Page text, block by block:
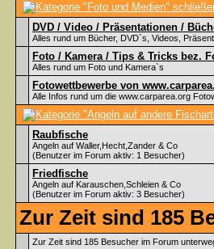
DVD / Video / Präsentationen /
Alles rund um Bücher, DVD`s, Videos,
Foto / Kamera / Tips & Tricks bez.
Alles rund um Foto und Kamera`s
Fotowettbewerbe von
Alle Infos rund um die www.carparea.org
Raubfische
Angeln auf Waller,Hecht,Zander & Co
(Benutzer im Forum aktiv: 1 Besucher)
Friedfische
Angeln auf Karauschen,Schleien & Co
(Benutzer im Forum aktiv: 3 Besucher)
Zur Zeit sind 185
Zur Zeit sind 185 Besucher im Forum